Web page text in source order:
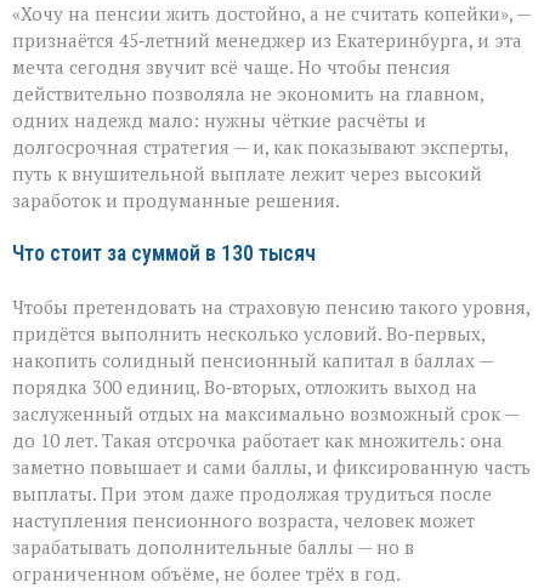
мечты:
что
нужно,
чтобы
получать
130
тысяч
рублей
«Хочу на пенсии жить достойно, а не считать копейки», —
признаётся 45‑летний менеджер из Екатеринбурга, и эта
мечта сегодня звучит всё чаще. Но чтобы пенсия
действительно позволяла не экономить на главном,
одних надежд мало: нужны чёткие расчёты и
долгосрочная стратегия — и, как показывают эксперты,
путь к внушительной выплате лежит через высокий
заработок и продуманные решения.
Что стоит за суммой в 130 тысяч
Чтобы претендовать на страховую пенсию такого уровня,
придётся выполнить несколько условий. Во‑первых,
накопить солидный пенсионный капитал в баллах —
порядка 300 единиц. Во‑вторых, отложить выход на
заслуженный отдых на максимально возможный срок —
до 10 лет. Такая отсрочка работает как множитель: она
заметно повышает и сами баллы, и фиксированную часть
выплаты. При этом даже продолжая трудиться после
наступления пенсионного возраста, человек может
зарабатывать дополнительные баллы — но в
ограниченном объёме, не более трёх в год.